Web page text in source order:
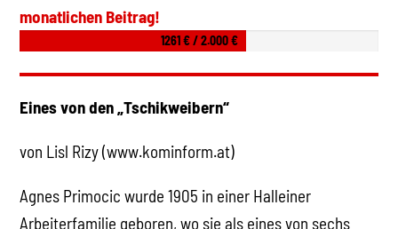
monatlichen Beitrag!
1261 € / 2.000 €
Eines von den „Tschikweibern“
von Lisl Rizy (www.kominform.at)
Agnes Primocic wurde 1905 in einer Halleiner
Arbeiterfamilie geboren, wo sie als eines von sechs